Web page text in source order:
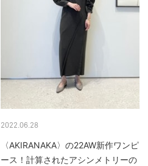
2022.06.28
〈AKIRANAKA〉の22AW新作ワンピ
ース！計算されたアシンメトリーの